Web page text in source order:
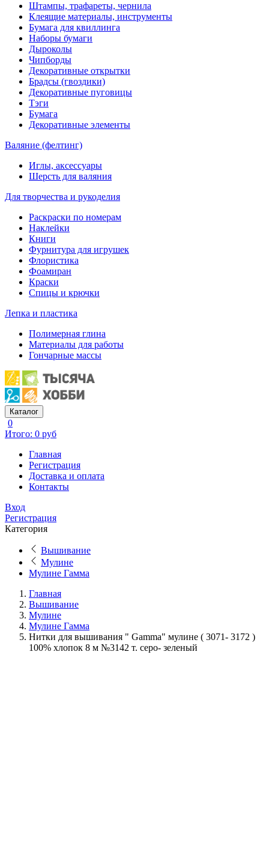
Штампы, трафареты, чернила
Клеящие материалы, инструменты
Бумага для квиллинга
Наборы бумаги
Дыроколы
Чипборды
Декоративные открытки
Брадсы (гвоздики)
Декоративные пуговицы
Тэги
Бумага
Декоративные элементы
Валяние (фелтинг)
Иглы, аксессуары
Шерсть для валяния
Для творчества и рукоделия
Раскраски по номерам
Наклейки
Книги
Фурнитура для игрушек
Флористика
Фоамиран
Краски
Спицы и крючки
Лепка и пластика
Полимерная глина
Материалы для работы
Гончарные массы
Каталог
0
Итого: 0 руб
Главная
Регистрация
Доставка и оплата
Контакты
Вход
Регистрация
Категория
Вышивание
Мулине
Мулине Гамма
Главная
Вышивание
Мулине
Мулине Гамма
Нитки для вышивания " Gamma" мулине ( 3071- 3172 )
100% хлопок 8 м №3142 т. серо- зеленый